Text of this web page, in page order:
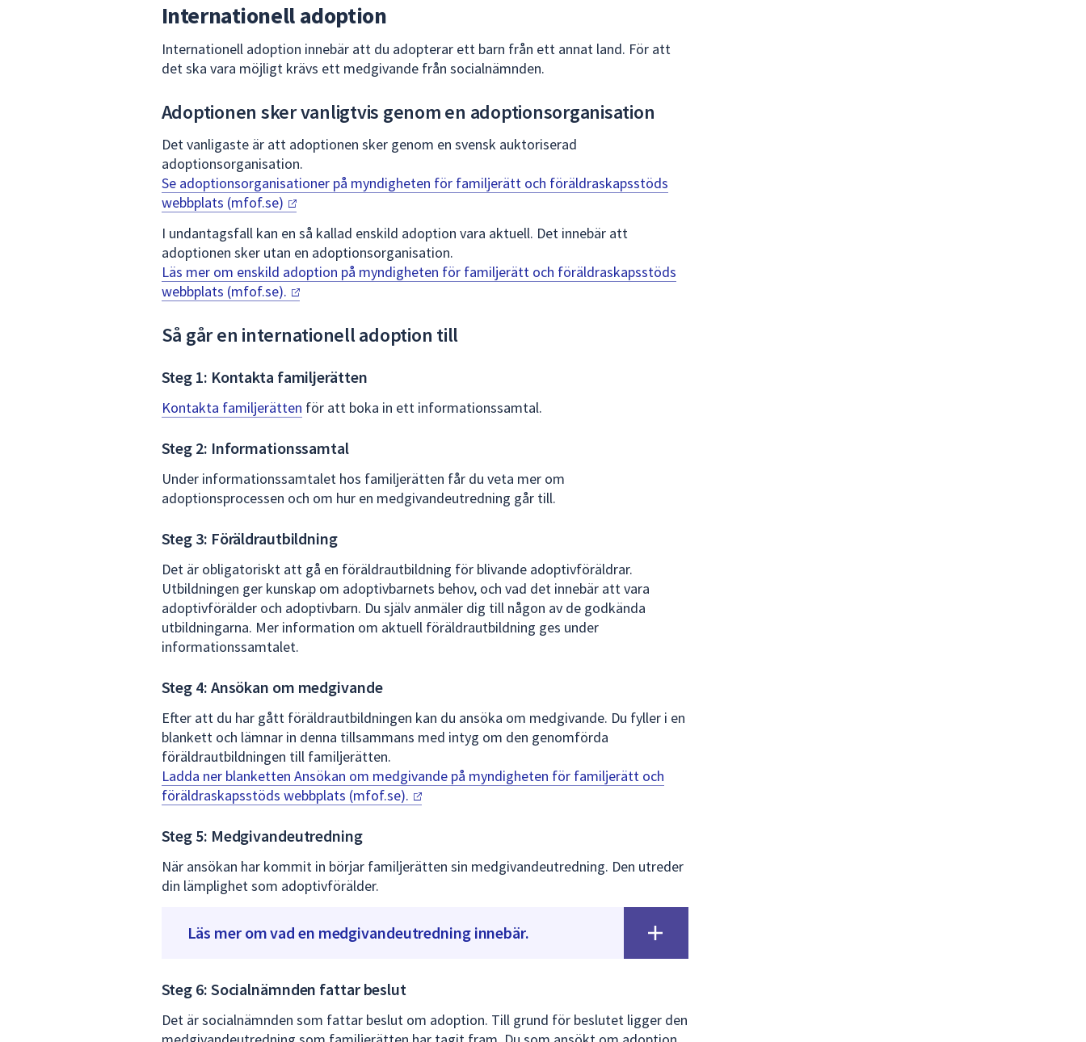
Internationell adoption
Internationell adoption innebär att du adopterar ett barn från ett annat land. För att
det ska vara möjligt krävs ett medgivande från socialnämnden.
Adoptionen sker vanligtvis genom en adoptionsorganisation
Det vanligaste är att adoptionen sker genom en svensk auktoriserad
adoptionsorganisation.
Se adoptionsorganisationer på myndigheten för familjerätt och föräldraskapsstöds
webbplats (mfof.se)
I undantagsfall kan en så kallad enskild adoption vara aktuell. Det innebär att
adoptionen sker utan en adoptionsorganisation.
Läs mer om enskild adoption på myndigheten för familjerätt och föräldraskapsstöds
webbplats (mfof.se).
Så går en internationell adoption till
Steg 1: Kontakta familjerätten
Kontakta familjerätten för att boka in ett informationssamtal.
Steg 2: Informationssamtal
Under informationssamtalet hos familjerätten får du veta mer om
adoptionsprocessen och om hur en medgivandeutredning går till.
Steg 3: Föräldrautbildning
Det är obligatoriskt att gå en föräldrautbildning för blivande adoptivföräldrar.
Utbildningen ger kunskap om adoptivbarnets behov, och vad det innebär att vara
adoptivförälder och adoptivbarn. Du själv anmäler dig till någon av de godkända
utbildningarna. Mer information om aktuell föräldrautbildning ges under
informationssamtalet.
Steg 4: Ansökan om medgivande
Efter att du har gått föräldrautbildningen kan du ansöka om medgivande. Du fyller i en
blankett och lämnar in denna tillsammans med intyg om den genomförda
föräldrautbildningen till familjerätten.
Ladda ner blanketten Ansökan om medgivande på myndigheten för familjerätt och
föräldraskapsstöds webbplats (mfof.se).
Steg 5: Medgivandeutredning
När ansökan har kommit in börjar familjerätten sin medgivandeutredning. Den utreder
din lämplighet som adoptivförälder.
Läs mer om vad en medgivandeutredning innebär.
Steg 6: Socialnämnden fattar beslut
Det är socialnämnden som fattar beslut om adoption. Till grund för beslutet ligger den